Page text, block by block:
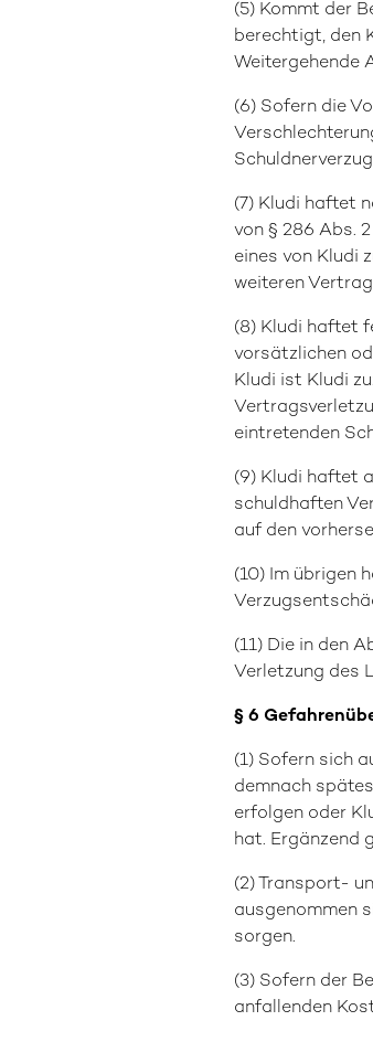
(5) Kommt der
berechtigt, den
Weitergehende
(6) Sofern die
(7) Kludi haftet
von § 286 Abs.
eines von Kludi
weiteren
(8) Kludi haftet
vorsätzlichen
Kludi ist Kludi
eintretenden
(9) Kludi haftet
schuldhaften
auf den
(10) Im übrigen
(11) Die in den
Verletzung des
§ 6
(1) Sofern sich
demnach
erfolgen oder
hat. Ergänzend
(2) Transport-
ausgenommen
sorgen.
(3) Sofern der
anfallenden